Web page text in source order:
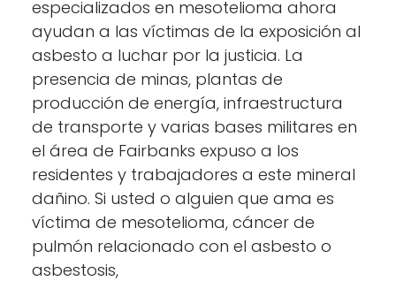
especializados en mesotelioma ahora
ayudan a las víctimas de la exposición al
asbesto a luchar por la justicia. La
presencia de minas, plantas de
producción de energía, infraestructura
de transporte y varias bases militares en
el área de Fairbanks expuso a los
residentes y trabajadores a este mineral
dañino. Si usted o alguien que ama es
víctima de mesotelioma, cáncer de
pulmón relacionado con el asbesto o
asbestosis,